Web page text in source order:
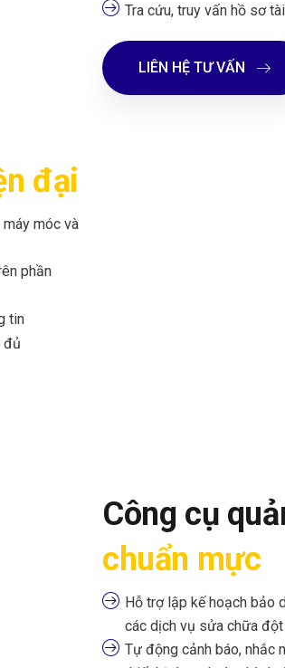
Tra cứu, truy vấn hồ sơ
LIÊN HỆ TƯ VẤN
đại
móc và
phần
tin
đủ
Công cụ
chuẩn mực
Hỗ trợ lập kế hoạch bảo
các dịch vụ sửa chữa
Tự động cảnh báo, nhắc